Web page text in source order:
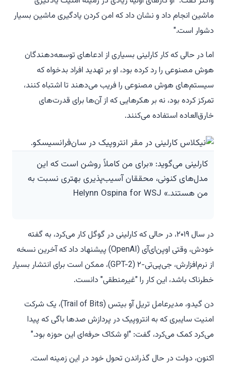
ماشین انجام داد و نشان داد که امن کردن یادگیری ماشین بسیار
دشوار است."
اما در حالی که کار کارلینی بسیاری از ادعاهای توسعه‌دهندگان
هوش مصنوعی را رد کرده بود، او بر تهدید افراد بدخواه که
سیستم‌های هوش مصنوعی را فریب می‌دهند تا اشتباه کنند،
تمرکز کرده بود، نه بر هکرهایی که از آن‌ها برای قدرت‌های
خارق‌العاده استفاده می‌کنند.
کارلینی می‌گوید: «برای من کاملاً روشن است که این
مدل‌های کنونی، محققان آسیب‌پذیری بهتری نسبت به
من هستند.» Helynn Ospina for WSJ
در سال ۲۰۱۹، در حالی که کارلینی در گوگل کار می‌کرد، به گفته
خودش، وقتی اوپن‌ای‌آی (OpenAI) پیشنهاد داد که آخرین نسخه
از نرم‌افزارش، جی‌پی‌تی-۲ (GPT-2)، ممکن است برای انتشار بسیار
خطرناک باشد، این کار را "غیرمنطقی" دانست.
دن گیدو، مدیرعامل تریل آو بیتس (Trail of Bits)، یک شرکت
امنیت سایبری که به انتروپیک در پردازش صدها باگی که پیدا
می‌کرد کمک می‌کرد، گفت: "او شکاک حرفه‌ای این حوزه بود."
اکنون، دولت در حال گذراندن تحول خود در این زمینه است.